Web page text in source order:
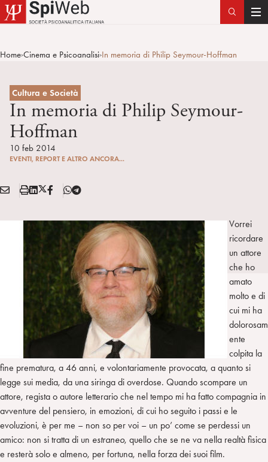
T
Home>Cinema e Psicoanalisi>In memoria di Philip Seymour-Hoffman
Cultura e Società
In memoria di Philip Seymour-
Hoffman
10 feb 2014
EVENTI, REPORT E ALTRO ANCORA...
Condividi:
E
A
S
a
L
n
k
d
n
X
T
w
e
F
T
l
g
r
a
m
Vorrei
ricordare
un attore
che ho
amato
molto e di
cui mi ha
dolorosam
ente
colpita la
fine prematura, a 46 anni, e volontariamente provocata, a quanto si
legge sui media, da una siringa di overdose. Quando scompare un
attore, regista o autore letterario che nel tempo mi ha fatto compagnia in
avventure del pensiero, in emozioni, di cui ho seguito i passi e le
evoluzioni, è per me – non so per voi – un po’ come se perdessi un
amico: non si tratta di un estraneo, quello che se ne va nella realtà fisica
e resterà solo e almeno, per fortuna, nella forza dei suoi film.